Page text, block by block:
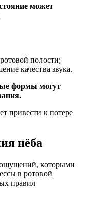
может
полости;
качества звука.
формы могут
привести к потере
нёба
которыми
в ротовой
правил